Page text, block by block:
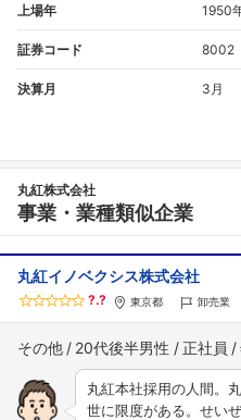
上場年 1950
証券コード 8002
決算月 3月
丸紅株式会社
事業・業種類似企業
丸紅イノベクシス株式会社
?.? 東京都 卸売業
その他 20代後半男性 正社員
丸紅本社採用の人間。
世に限度がある。せい